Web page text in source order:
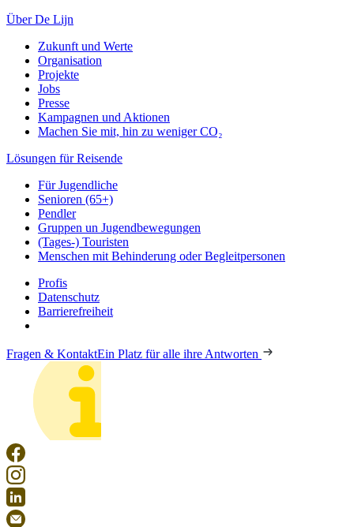
Über De Lijn
Zukunft und Werte
Organisation
Projekte
Jobs
Presse
Kampagnen und Aktionen
Machen Sie mit, hin zu weniger CO₂
Lösungen für Reisende
Für Jugendliche
Senioren (65+)
Pendler
Gruppen un Jugendbewegungen
(Tages-) Touristen
Menschen mit Behinderung oder Begleitpersonen
Profis
Datenschutz
Barrierefreiheit
Fragen & KontaktEin Platz für alle ihre Antworten